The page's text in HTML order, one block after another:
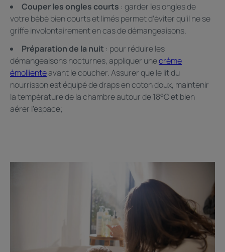
Couper les ongles courts : garder les ongles de
votre bébé bien courts et limés permet d’éviter qu'il ne se
griffe involontairement en cas de démangeaisons.
Préparation de la nuit : pour réduire les
démangeaisons nocturnes, appliquer unecrème
émollienteavant le coucher. Assurer que le lit du
nourrisson est équipé de draps en coton doux, maintenir
la température de la chambre autour de 18°C et bien
aérer l'espace;